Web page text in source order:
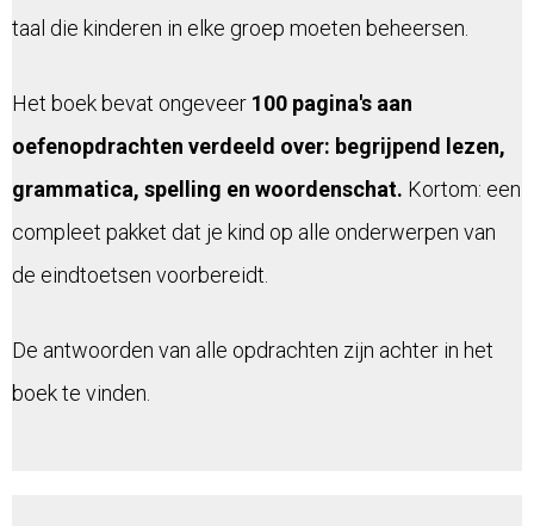
taal die kinderen in elke groep moeten beheersen.
Het boek bevat ongeveer 100 pagina's aan
oefenopdrachten verdeeld over: begrijpend lezen,
grammatica, spelling en woordenschat. Kortom: een
compleet pakket dat je kind op alle onderwerpen van
de eindtoetsen voorbereidt.
De antwoorden van alle opdrachten zijn achter in het
boek te vinden.